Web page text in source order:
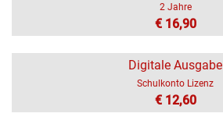
2 Jahre
€ 16,90
Digitale Ausgabe
Schulkonto Lizenz
€ 12,60